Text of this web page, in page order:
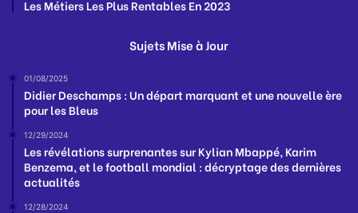
Les Métiers Les Plus Rentables En 2023
Sujets Mise à Jour
01/08/2025
Didier Deschamps : Un départ marquant et une nouvelle ère
pour les Bleus
12/29/2024
Les révélations surprenantes sur Kylian Mbappé, Karim
Benzema, et le football mondial : décryptage des dernières
actualités
12/28/2024